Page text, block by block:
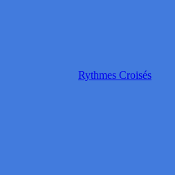
Rythmes Croisés